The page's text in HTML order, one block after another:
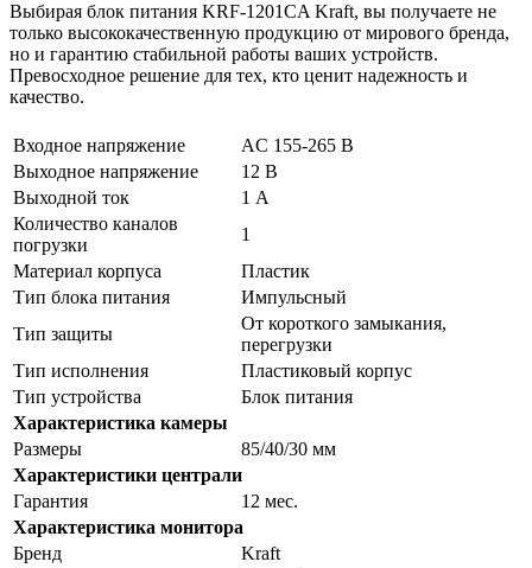
Выбирая блок питания KRF-1201CA Kraft, вы получаете не
только высококачественную продукцию от мирового бренда,
но и гарантию стабильной работы ваших устройств.
Превосходное решение для тех, кто ценит надежность и
качество.
Входное напряжение
AC 155-265 В
Выходное напряжение
12 В
Выходной ток
1 А
Количество каналов
погрузки
1
Материал корпуса
Пластик
Тип блока питания
Импульсный
Тип защиты
От короткого замыкания,
перегрузки
Тип исполнения
Пластиковый корпус
Тип устройства
Блок питания
Характеристика камеры
Размеры
85/40/30 мм
Характеристики централи
Гарантия
12 мес.
Характеристика монитора
Бренд
Kraft